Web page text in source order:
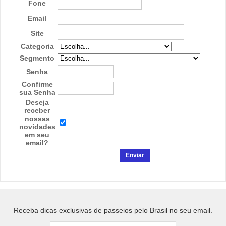
Fone
Email
Site
Categoria
Segmento
Senha
Confirme
sua Senha
Deseja
receber
nossas
novidades
em seu
email?
Receba dicas exclusivas de passeios pelo Brasil no seu email.